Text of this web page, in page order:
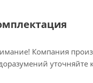
Компания